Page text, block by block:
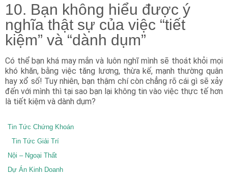
10. Bạn không hiểu được ý
nghĩa thật sự của việc “tiết
kiệm” và “dành dụm”
Có thể bạn khá may mắn và luôn nghĩ mình sẽ thoát khỏi mọi
khó khăn, bằng việc tăng lương, thừa kế, mạnh thường quân
hay xổ số! Tuy nhiên, bạn thậm chí còn chẳng rõ cái gì sẽ xảy
đến với mình thì tại sao bạn lại không tin vào việc thực tế hơn
là tiết kiệm và dành dụm?
Tin Tức Chứng Khoán
Tin Tức Giải Trí
Nội – Ngoại Thất
Dự Án Kinh Doanh